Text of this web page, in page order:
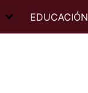
EDUCACIÓN